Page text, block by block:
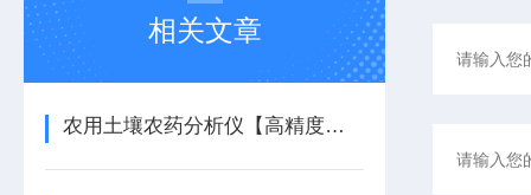
相关文章
农用土壤农药分析仪【高精度检测】农用土壤农药分析仪